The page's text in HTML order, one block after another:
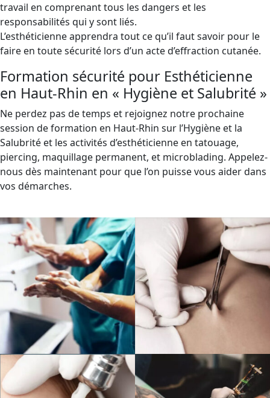
travail en comprenant tous les dangers et les
responsabilités qui y sont liés.
L’esthéticienne apprendra tout ce qu’il faut savoir pour le
faire en toute sécurité lors d’un acte d’effraction cutanée.
Formation sécurité pour Esthéticienne
en Haut-Rhin en « Hygiène et Salubrité »
Ne perdez pas de temps et rejoignez notre prochaine
session de formation en Haut-Rhin sur l’Hygiène et la
Salubrité et les activités d’esthéticienne en tatouage,
piercing, maquillage permanent, et microblading. Appelez-
nous dès maintenant pour que l’on puisse vous aider dans
vos démarches.